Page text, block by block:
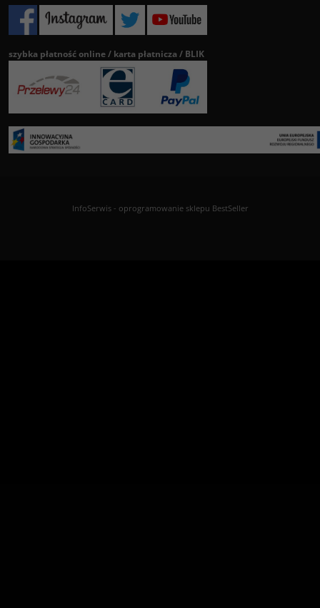
szybka płatność online / karta płatnicza / BLIK
InfoSerwis- oprogramowanie sklepu BestSeller